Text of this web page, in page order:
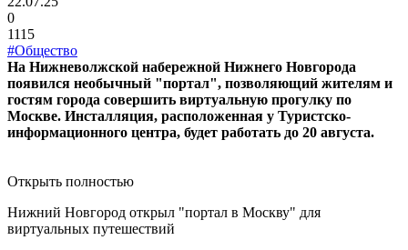
0
1115
#Общество
На Нижневолжской набережной Нижнего Новгорода
появился необычный "портал", позволяющий жителям и
гостям города совершить виртуальную прогулку по
Москве. Инсталляция, расположенная у Туристско-
информационного центра, будет работать до 20 августа.
Открыть полностью
Нижний Новгород открыл "портал в Москву" для
виртуальных путешествий